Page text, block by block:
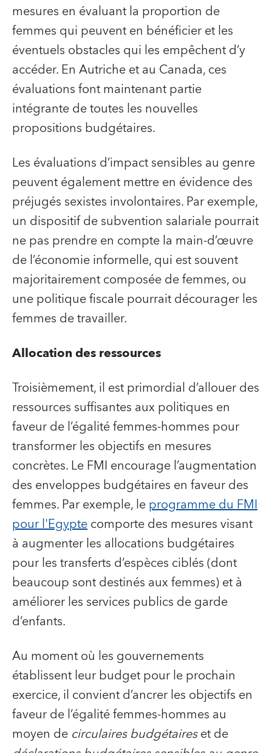
mesures en évaluant la proportion de
femmes qui peuvent en bénéficier et les
éventuels obstacles qui les empêchent d’y
accéder. En Autriche et au Canada, ces
évaluations font maintenant partie
intégrante de toutes les nouvelles
propositions budgétaires.
Les évaluations d’impact sensibles au genre
peuvent également mettre en évidence des
préjugés sexistes involontaires. Par exemple,
un dispositif de subvention salariale pourrait
ne pas prendre en compte la main-d’œuvre
de l’économie informelle, qui est souvent
majoritairement composée de femmes, ou
une politique fiscale pourrait décourager les
femmes de travailler.
Allocation des ressources
Troisièmement, il est primordial d’allouer des
ressources suffisantes aux politiques en
faveur de l’égalité femmes-hommes pour
transformer les objectifs en mesures
concrètes. Le FMI encourage l’augmentation
des enveloppes budgétaires en faveur des
femmes. Par exemple, leprogramme du FMI
pour l'Egyptecomporte des mesures visant
à augmenter les allocations budgétaires
pour les transferts d’espèces ciblés (dont
beaucoup sont destinés aux femmes) et à
améliorer les services publics de garde
d’enfants.
Au moment où les gouvernements
établissent leur budget pour le prochain
exercice, il convient d’ancrer les objectifs en
faveur de l’égalité femmes-hommes au
moyen de circulaires budgétaireset de